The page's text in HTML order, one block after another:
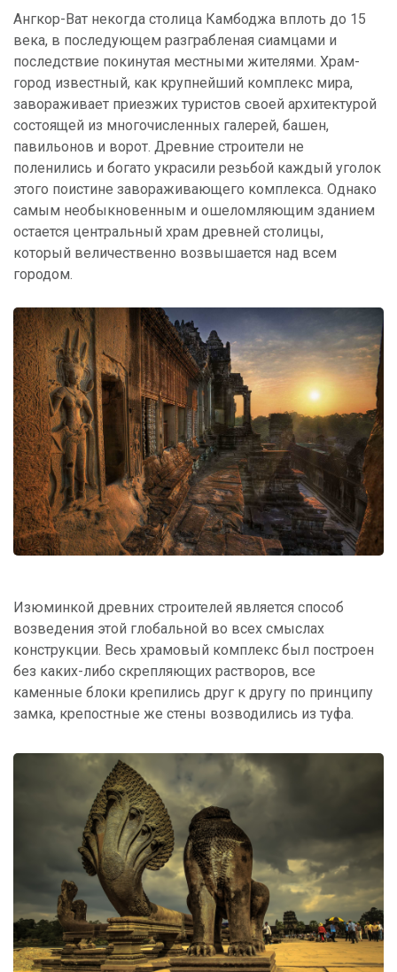
Ангкор-Ват некогда столица Камбоджа вплоть до 15
века, в последующем разграбленая сиамцами и
последствие покинутая местными жителями. Храм-
город известный, как крупнейший комплекс мира,
завораживает приезжих туристов своей архитектурой
состоящей из многочисленных галерей, башен,
павильонов и ворот. Древние строители не
поленились и богато украсили резьбой каждый уголок
этого поистине завораживающего комплекса. Однако
самым необыкновенным и ошеломляющим зданием
остается центральный храм древней столицы,
который величественно возвышается над всем
городом.
Изюминкой древних строителей является способ
возведения этой глобальной во всех смыслах
конструкции. Весь храмовый комплекс был построен
без каких-либо скрепляющих растворов, все
каменные блоки крепились друг к другу по принципу
замка, крепостные же стены возводились из туфа.